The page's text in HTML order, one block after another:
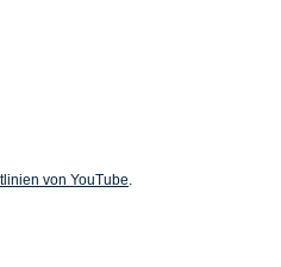
von YouTube.